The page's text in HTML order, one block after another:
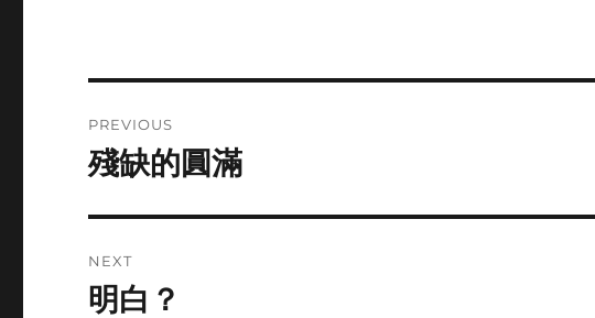
navigation
PREVIOUS
Previous
殘缺的圓滿
NEXT
Next
明白？